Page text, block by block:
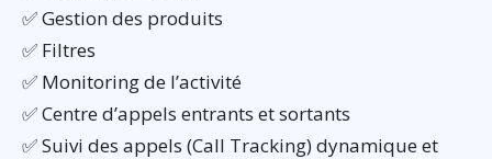
✅ Gestion des produits
✅ Filtres
✅ Monitoring de l’activité
✅ Centre d’appels entrants et sortants
✅ Suivi des appels (Call Tracking) dynamique et